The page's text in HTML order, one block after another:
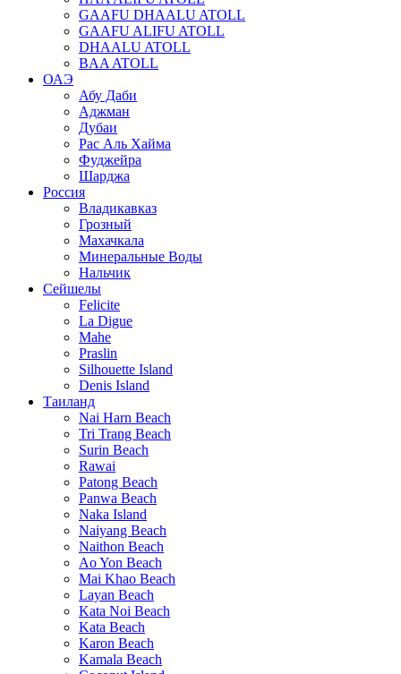
GAAFU DHAALU ATOLL
GAAFU ALIFU ATOLL
DHAALU ATOLL
BAA ATOLL
ОАЭ
Абу Даби
Аджман
Дубаи
Рас Аль Хайма
Фуджейра
Шарджа
Россия
Владикавказ
Грозный
Махачкала
Минеральные Воды
Нальчик
Сейшелы
Felicite
La Digue
Mahe
Praslin
Silhouette Island
Denis Island
Таиланд
Nai Harn Beach
Tri Trang Beach
Surin Beach
Rawai
Patong Beach
Panwa Beach
Naka Island
Naiyang Beach
Naithon Beach
Ao Yon Beach
Mai Khao Beach
Layan Beach
Kata Noi Beach
Kata Beach
Karon Beach
Kamala Beach